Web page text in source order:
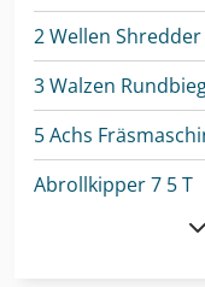
2 Wellen Shredder
3 Walzen
5 Achs
Abrollkipper 7 5 T
Anhänger